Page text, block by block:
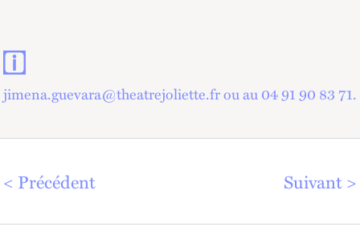
Contacts et informations pratiques
jimena.guevara@theatrejoliette.fr ou au 04 91 90 83 71.
Précédent Suivant